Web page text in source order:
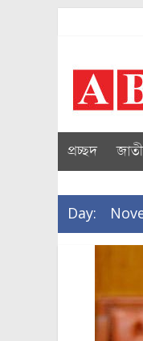
প্রচ্ছদ
Day: